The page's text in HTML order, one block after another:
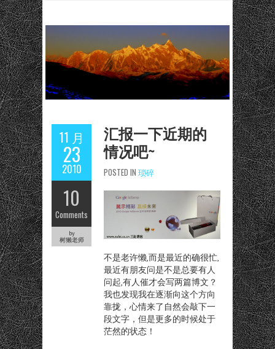
11 月
23
2010
10
Comments
by
树獭老师
汇报一下近期的
情况吧~
POSTED IN 琐碎
不是老许懒,而是最近的确很忙,
最近有朋友问是不是总要有人
问起,有人催才会写两篇博文？
我也发现我在逐渐向这个方向
靠拢，心情来了自然会敲下一
段文字，但是更多的时候处于
茫然的状态！